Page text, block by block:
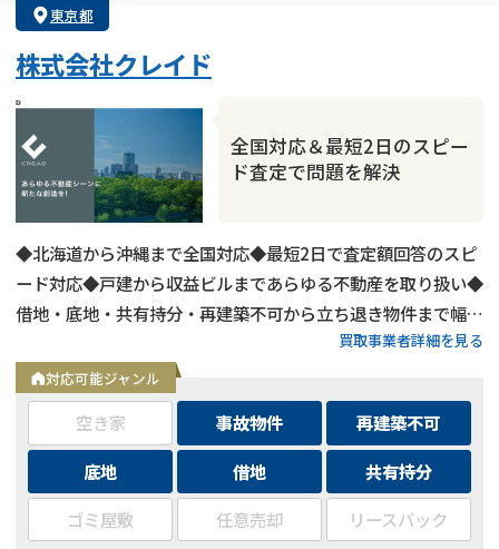
東京都
株式会社クレイド
全国対応＆最短2日のスピー
ド査定で問題を解決
◆北海道から沖縄まで全国対応◆最短2日で査定額回答のスピ
ード対応◆戸建から収益ビルまであらゆる不動産を取り扱い◆
借地・底地・共有持分・再建築不可から立ち退き物件まで幅広
く対応◆用途区分・種類不問でバルク購入も相談可能
買取事業者詳細を見る
対応可能ジャンル
空き家 事故物件
再建築不可
底地
借地
共有持分
ゴミ屋敷
任意売却 リースバック
借地の売却でお悩みならこちら
営業時間外（メール問合せなら24時間受付）
0120-543-357 メール